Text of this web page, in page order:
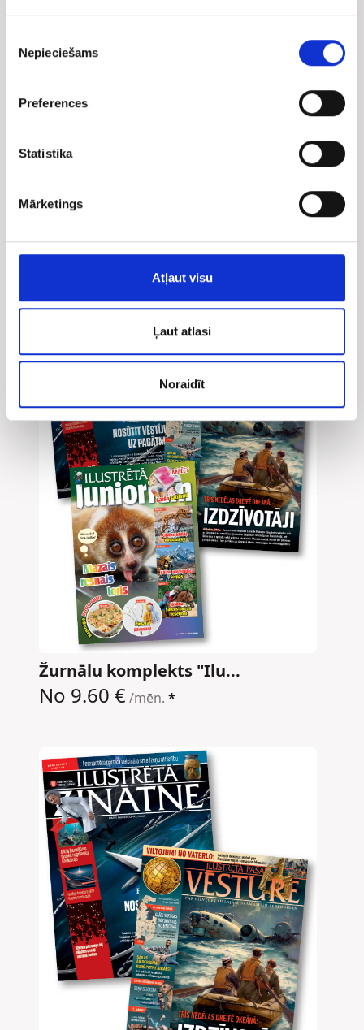
izvēle
Nepieciešams
Preferences
Statistika
Mārketings
Atļaut visu
Ļaut atlasi
Noraidīt
No 12.25 €/mēn.*
Žurnālu komplekts "Ilu...
No 9.60 €/mēn. *